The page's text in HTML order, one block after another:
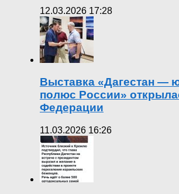
12.03.2026 17:28
Выставка «Дагестан —
полюс России»
Федерации
11.03.2026 16:26